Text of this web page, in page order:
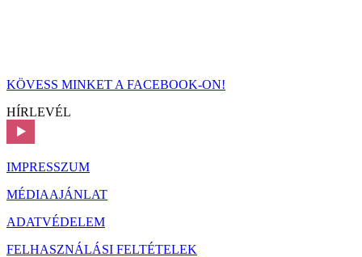
KÖVESS MINKET A FACEBOOK-ON!
HÍRLEVÉL
IMPRESSZUM
MÉDIAAJÁNLAT
ADATVÉDELEM
FELHASZNÁLÁSI FELTÉTELEK